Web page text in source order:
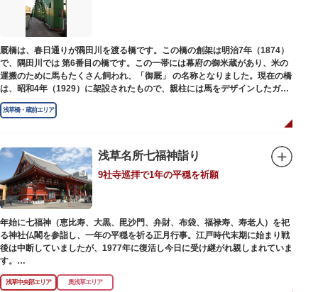
共同体となり連合会を結成。出店を統制し、商店街が形成されました。
当時、JR上野駅のすぐ南に発生した闇市は、飴を販売する屋台があったこと
から「アメヤ横丁（飴屋通り）」と呼ばれるように。反対側のJR御徒町付近
には、アメリカ進駐軍の放出物資を販売する店ができたので「アメリカ横丁
（アメリカ通り）」と呼ばれるようになりました。この2つのエリアが統合
され、今の「アメ横」になったと言われています。
厩橋は、春日通りが隅田川を渡る橋です。この橋の創架は明治7年（1874）
で、隅田川では 第6番目の橋です。この一帯には幕府の御米蔵があり、米の
運搬のために馬もたくさん飼われ、「御厩」 の名称となりました。現在の橋
は、昭和4年（1929）に架設されたもので、親柱には馬をデザインしたガラ
ス細工が組み込まれています。
浅草橋・蔵前エリア
浅草名所七福神詣り
9社寺巡拝で1年の平穏を祈願
年始に七福神（恵比寿、大黒、毘沙門、弁財、布袋、福禄寿、寿老人）を祀
る神社仏閣を参詣し、一年の平穏を祈る正月行事。江戸時代末期に始まり戦
後は中断していましたが、1977年に復活し今日に受け継がれ親しまれていま
す。
浅草名所七福神の特徴は福禄寿、寿老人が2社ずつあり、巡る社寺が9ヶ所あ
浅草中央部エリア 奥浅草エリア